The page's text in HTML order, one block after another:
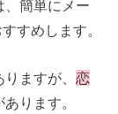
、簡単にメー
すめします。
りますが、恋
あります。